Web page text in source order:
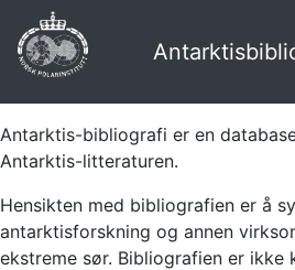
Antarktis-bibliografi er en
Antarktis-litteraturen.
Hensikten med bibliografien er å
antarktisforskning og annen
ekstreme sør. Bibliografien er ikke